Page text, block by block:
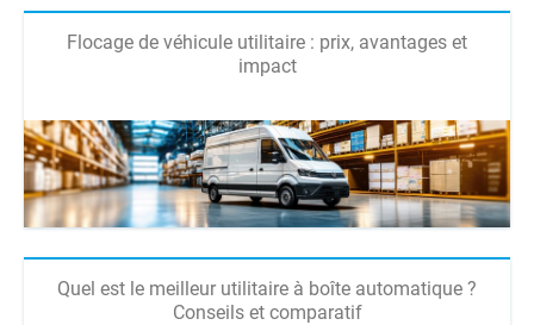
Flocage de véhicule utilitaire : prix, avantages et
impact
Quel est le meilleur utilitaire à boîte automatique ?
Conseils et comparatif